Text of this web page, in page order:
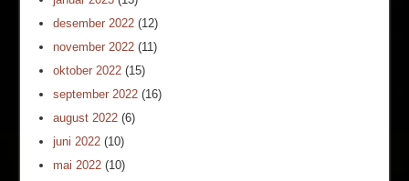
desember 2022 (12)
november 2022 (11)
oktober 2022 (15)
september 2022 (16)
august 2022 (6)
juni 2022 (10)
mai 2022 (10)